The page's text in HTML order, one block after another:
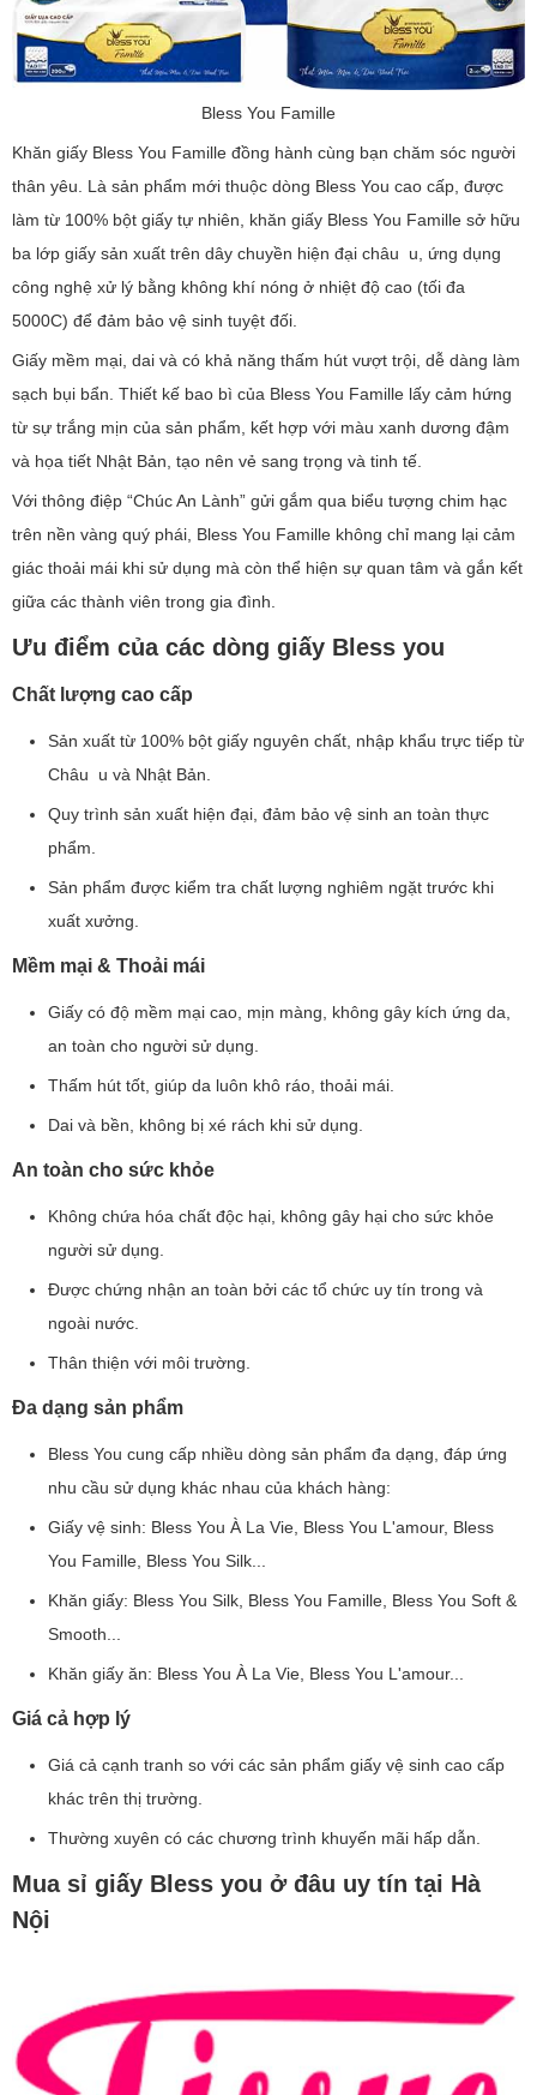
Bless You Famille
Khăn giấy Bless You Famille đồng hành cùng bạn chăm sóc người
thân yêu. Là sản phẩm mới thuộc dòng Bless You cao cấp, được
làm từ 100% bột giấy tự nhiên, khăn giấy Bless You Famille sở hữu
ba lớp giấy sản xuất trên dây chuyền hiện đại châu u, ứng dụng
công nghệ xử lý bằng không khí nóng ở nhiệt độ cao (tối đa
5000C) để đảm bảo vệ sinh tuyệt đối.
Giấy mềm mại, dai và có khả năng thấm hút vượt trội, dễ dàng làm
sạch bụi bẩn. Thiết kế bao bì của Bless You Famille lấy cảm hứng
từ sự trắng mịn của sản phẩm, kết hợp với màu xanh dương đậm
và họa tiết Nhật Bản, tạo nên vẻ sang trọng và tinh tế.
Với thông điệp “Chúc An Lành” gửi gắm qua biểu tượng chim hạc
trên nền vàng quý phái, Bless You Famille không chỉ mang lại cảm
giác thoải mái khi sử dụng mà còn thể hiện sự quan tâm và gắn kết
giữa các thành viên trong gia đình.
Ưu điểm của các dòng giấy Bless you
Chất lượng cao cấp
Sản xuất từ 100% bột giấy nguyên chất, nhập khẩu trực tiếp từ
Châu u và Nhật Bản.
Quy trình sản xuất hiện đại, đảm bảo vệ sinh an toàn thực
phẩm.
Sản phẩm được kiểm tra chất lượng nghiêm ngặt trước khi
xuất xưởng.
Mềm mại & Thoải mái
Giấy có độ mềm mại cao, mịn màng, không gây kích ứng da,
an toàn cho người sử dụng.
Thấm hút tốt, giúp da luôn khô ráo, thoải mái.
Dai và bền, không bị xé rách khi sử dụng.
An toàn cho sức khỏe
Không chứa hóa chất độc hại, không gây hại cho sức khỏe
người sử dụng.
Được chứng nhận an toàn bởi các tổ chức uy tín trong và
ngoài nước.
Thân thiện với môi trường.
Đa dạng sản phẩm
Bless You cung cấp nhiều dòng sản phẩm đa dạng, đáp ứng
nhu cầu sử dụng khác nhau của khách hàng:
Giấy vệ sinh: Bless You À La Vie, Bless You L'amour, Bless
You Famille, Bless You Silk...
Khăn giấy: Bless You Silk, Bless You Famille, Bless You Soft &
Smooth...
Khăn giấy ăn: Bless You À La Vie, Bless You L'amour...
Giá cả hợp lý
Giá cả cạnh tranh so với các sản phẩm giấy vệ sinh cao cấp
khác trên thị trường.
Thường xuyên có các chương trình khuyến mãi hấp dẫn.
Mua sỉ giấy Bless you ở đâu uy tín tại Hà
Nội